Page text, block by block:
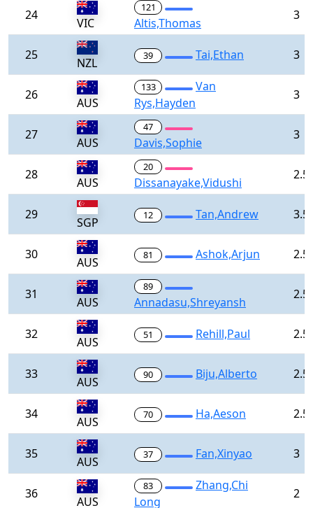
24
VIC
121
Altis,Thomas
3
25
NZL 39 Tai,Ethan 3
26
AUS
133
Van
Rys,Hayden
3
27
AUS
47
Davis,Sophie
3
28
AUS
20
Dissanayake,Vidushi
2.5
29
SGP 12 Tan,Andrew 3.5
30
AUS 81 Ashok,Arjun 2.5
31
AUS
89
Annadasu,Shreyansh
2.5
32
AUS 51 Rehill,Paul 2.5
33
AUS 90 Biju,Alberto 2.5
34
AUS 70 Ha,Aeson 2.5
35
AUS 37 Fan,Xinyao 3
36
AUS
83
Zhang,Chi
Long
2